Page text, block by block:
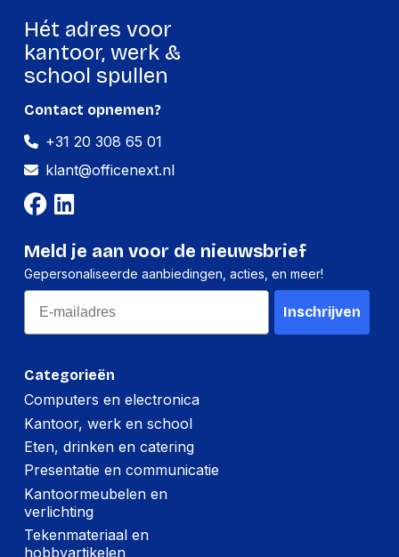
Hét adres voor
kantoor, werk &
school spullen
Categorieën
Computers en electronica
Kantoor, werk en school
Eten, drinken en catering
Presentatie en communicatie
Kantoormeubelen en
verlichting
Tekenmateriaal en
hobbyartikelen
Contact opnemen?
+31 20 308 65 01
klant@officenext.nl
Meld je aan voor de nieuwsbrief
Gepersonaliseerde aanbiedingen, acties, en meer!
Email
Inschrijven